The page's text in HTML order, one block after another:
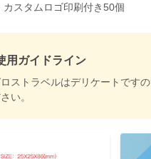
カスタムロゴ印刷付き50個
用ガイドライン
ロストラベルはデリケートです
い。